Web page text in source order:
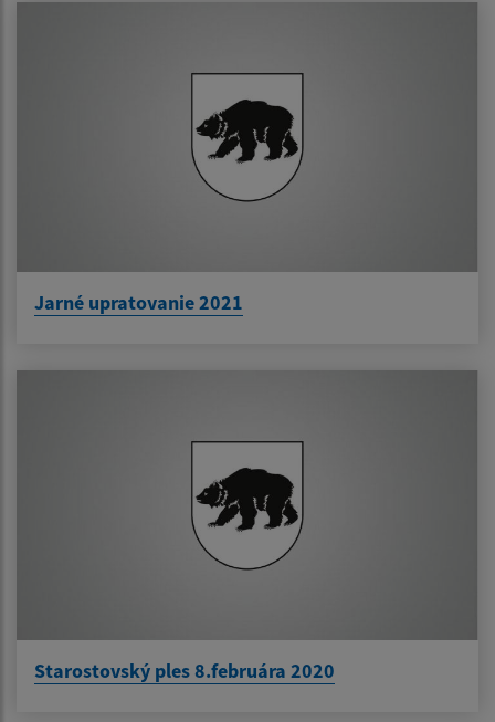
Jarné upratovanie 2021
Starostovský ples 8.februára 2020